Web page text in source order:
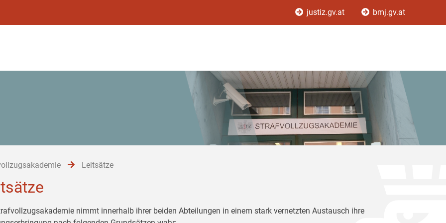
justiz.gv.at bmj.gv.at
Leitsätze
nimmt innerhalb ihrer beiden Abteilungen in einem stark vernetzten Austausch ihre